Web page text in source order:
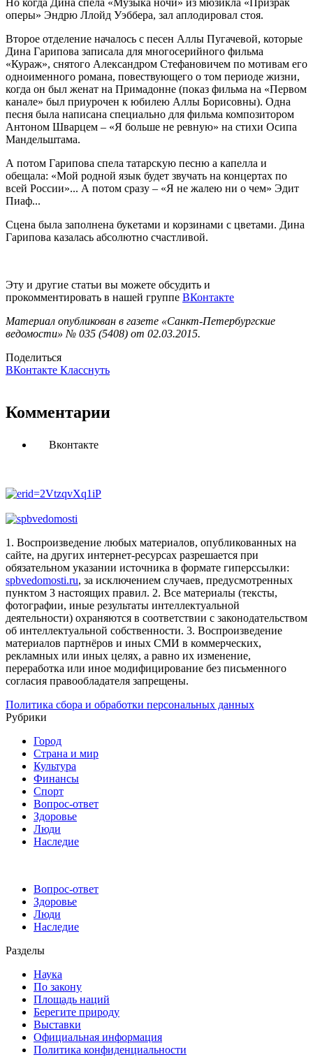
Но когда Дина спела «Музыка ночи» из мюзикла «Призрак
оперы» Эндрю Ллойд Уэббера, зал аплодировал стоя.
Второе отделение началось с песен Аллы Пугачевой, которые
Дина Гарипова записала для многосерийного фильма
«Кураж», снятого Александром Стефановичем по мотивам его
одноименного романа, повествующего о том периоде жизни,
когда он был женат на Примадонне (показ фильма на «Первом
канале» был приурочен к юбилею Аллы Борисовны). Одна
песня была написана специально для фильма композитором
Антоном Шварцем – «Я больше не ревную» на стихи Осипа
Мандельштама.
А потом Гарипова спела татарскую песню а капелла и
обещала: «Мой родной язык будет звучать на концертах по
всей России»... А потом сразу – «Я не жалею ни о чем» Эдит
Пиаф...
Сцена была заполнена букетами и корзинами с цветами. Дина
Гарипова казалась абсолютно счастливой.
Эту и другие статьи вы можете обсудить и
прокомментировать в нашей группе ВКонтакте
Материал опубликован в газете «Санкт-Петербургские
ведомости» № 035 (5408) от 02.03.2015.
Поделиться
ВКонтакте Класснуть
Комментарии
Вконтакте
1. Воспроизведение любых материалов, опубликованных на
сайте, на других интернет-ресурсах разрешается при
обязательном указании источника в формате гиперссылки:
spbvedomosti.ru, за исключением случаев, предусмотренных
пунктом 3 настоящих правил. 2. Все материалы (тексты,
фотографии, иные результаты интеллектуальной
деятельности) охраняются в соответствии с законодательством
об интеллектуальной собственности. 3. Воспроизведение
материалов партнёров и иных СМИ в коммерческих,
рекламных или иных целях, а равно их изменение,
переработка или иное модифицирование без письменного
согласия правообладателя запрещены.
Политика сбора и обработки персональных данных
Рубрики
Город
Страна и мир
Культура
Финансы
Спорт
Вопрос-ответ
Здоровье
Люди
Наследие
Вопрос-ответ
Здоровье
Люди
Наследие
Разделы
Наука
По закону
Площадь наций
Берегите природу
Выставки
Официальная информация
Политика конфиденциальности